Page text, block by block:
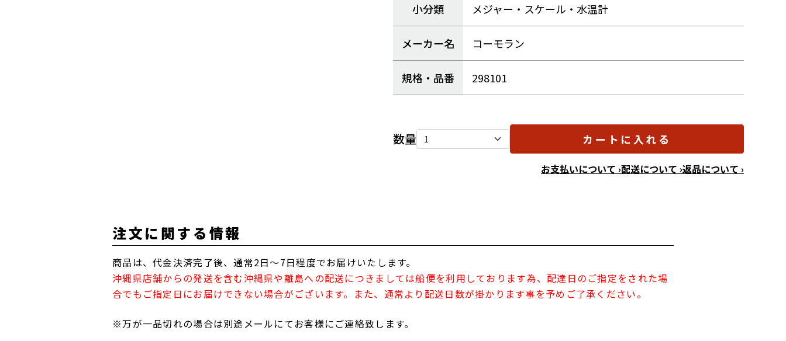
小分類 メジャー・スケール・水温計
メーカー名 コーモラン
規格・品番 298101
数量 カートに入れる
お支払いについて ›配送について ›返品について ›
注文に関する情報
商品は、代金決済完了後、通常2日～7日程度でお届けいたします。
沖縄県店舗からの発送を含む沖縄県や離島への配送につきましては船便を利用しております為、配達日のご指定をされた場
合でもご指定日にお届けできない場合がございます。また、通常より配送日数が掛かります事を予めご了承ください。
※万が一品切れの場合は別途メールにてお客様にご連絡致します。